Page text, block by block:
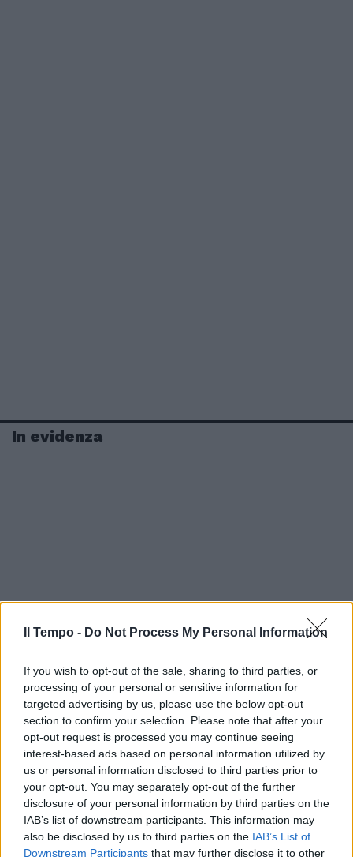
Il Tempo - Do Not Process My Personal Information
If you wish to opt-out of the sale, sharing to third parties, or
processing of your personal or sensitive information for
targeted advertising by us, please use the below opt-out
section to confirm your selection. Please note that after your
opt-out request is processed you may continue seeing
interest-based ads based on personal information utilized by
us or personal information disclosed to third parties prior to
your opt-out. You may separately opt-out of the further
disclosure of your personal information by third parties on the
IAB’s list of downstream participants. This information may
also be disclosed by us to third parties on the IAB’s List of
Downstream Participants that may further disclose it to other
In evidenza